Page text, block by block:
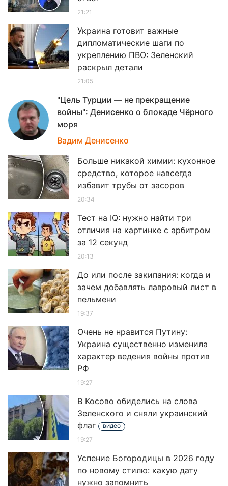
21:21
Украина готовит важные
дипломатические шаги по
укреплению ПВО: Зеленский
раскрыл детали
21:05
"Цель Турции — не прекращение
войны": Денисенко о блокаде Чёрного
моря
Вадим Денисенко
Больше никакой химии: кухонное
средство, которое навсегда
избавит трубы от засоров
20:34
Тест на IQ: нужно найти три
отличия на картинке с арбитром
за 12 секунд
20:13
До или после закипания: когда и
зачем добавлять лавровый лист в
пельмени
19:37
Очень не нравится Путину:
Украина существенно изменила
характер ведения войны против
РФ
19:27
В Косово обиделись на слова
Зеленского и сняли украинский
флаг
видео
19:27
Успение Богородицы в 2026 году
по новому стилю: какую дату
нужно запомнить